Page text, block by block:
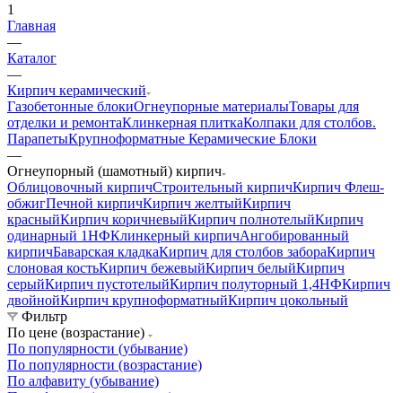
1
Главная
—
Каталог
—
Кирпич керамический
Газобетонные блокиОгнеупорные материалыТовары для
отделки и ремонтаКлинкерная плиткаКолпаки для столбов.
ПарапетыКрупноформатные Керамические Блоки
—
Огнеупорный (шамотный) кирпич
Облицовочный кирпичСтроительный кирпичКирпич Флеш-
обжигПечной кирпичКирпич желтыйКирпич
красныйКирпич коричневыйКирпич полнотелыйКирпич
одинарный 1НФКлинкерный кирпичАнгобированный
кирпичБаварская кладкаКирпич для столбов забораКирпич
слоновая костьКирпич бежевыйКирпич белыйКирпич
серыйКирпич пустотелыйКирпич полуторный 1,4НФКирпич
двойнойКирпич крупноформатныйКирпич цокольный
Фильтр
По цене (возрастание)
По популярности (убывание)
По популярности (возрастание)
По алфавиту (убывание)